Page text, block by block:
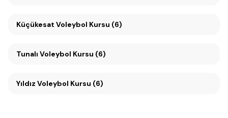
Küçükesat Voleybol Kursu (6)
Tunalı Voleybol Kursu (6)
Yıldız Voleybol Kursu (6)